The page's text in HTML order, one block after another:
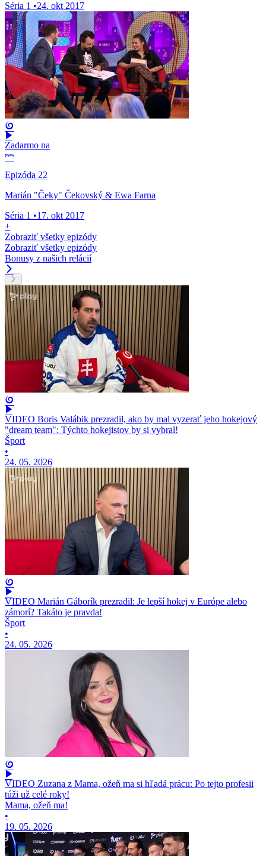
Séria 1 •24. okt 2017
Zadarmo na
Epizóda 22
Marián "Čeky" Čekovský & Ewa Farna
Séria 1 •17. okt 2017
+
Zobraziť všetky epizódy
Zobraziť všetky epizódy
Bonusy z našich relácií
VIDEO Boris Valábik prezradil, ako by mal vyzerať jeho hokejový
"dream team": Týchto hokejistov by si vybral!
Šport
•
24. 05. 2026
VIDEO Marián Gáborík prezradil: Je lepší hokej v Európe alebo
zámorí? Takáto je pravda!
Šport
•
24. 05. 2026
VIDEO Zuzana z Mama, ožeň ma si hľadá prácu: Po tejto profesii
túži už celé roky!
Mama, ožeň ma!
•
19. 05. 2026